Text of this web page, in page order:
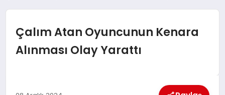
DÜNYA
Çalım Atan Oyuncunun Kenara
Alınması Olay Yarattı